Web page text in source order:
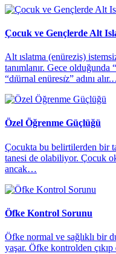
Çocuk ve Gençlerde Alt
Alt ıslatma (enürezis)
tanımlanır. Gece
“dı̇ürnal enüresı̇z” adını
Özel Öğrenme Güçlüğü
Çocukta bu belirtilerden bir
tanesi de olabiliyor. Çocuk
ancak…
Öfke Kontrol Sorunu
Öfke normal ve sağlıklı bir
yaşar. Öfke kontrolden